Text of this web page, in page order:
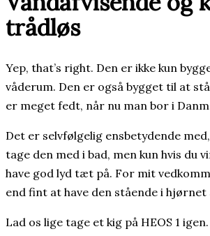
trådløs
Yep, that’s right. Den er ikke kun
våderum. Den er også bygget til at
er meget fedt, når nu man bor i
Det er selvfølgelig ensbetydende
tage den med i bad, men kun hvis du
have god lyd tæt på. For mit
end fint at have den stående i
Lad os lige tage et kig på HEOS 1 igen.